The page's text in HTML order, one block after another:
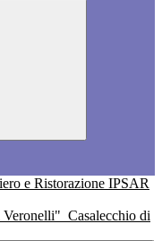
Casalecchio di